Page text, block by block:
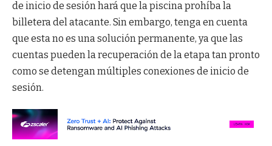
de inicio de sesión hará que la piscina prohíba la
billetera del atacante. Sin embargo, tenga en cuenta
que esta no es una solución permanente, ya que las
cuentas pueden la recuperación de la etapa tan pronto
como se detengan múltiples conexiones de inicio de
sesión.